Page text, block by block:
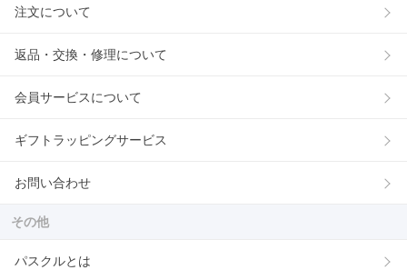
注文について
返品・交換・修理について
会員サービスについて
ギフトラッピングサービス
お問い合わせ
その他
パスクルとは